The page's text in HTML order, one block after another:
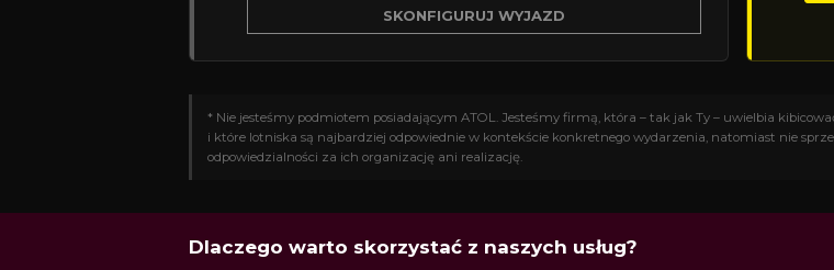
SKONFIGURUJ WYJAZD
* Nie jesteśmy podmiotem posiadającym ATOL. Jesteśmy firmą, która – tak jak Ty – uwielbia
i które lotniska są najbardziej odpowiednie w kontekście konkretnego wydarzenia, natomiast nie
odpowiedzialności za ich organizację ani realizację.
Dlaczego warto skorzystać z naszych usług?